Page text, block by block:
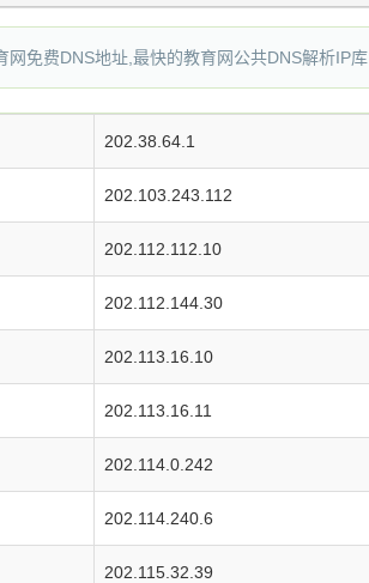
网免费DNS地址,最快的教育网公共DNS解析IP库
202.38.64.1
202.103.243.112
202.112.112.10
202.112.144.30
202.113.16.10
202.113.16.11
202.114.0.242
202.114.240.6
202.115.32.39